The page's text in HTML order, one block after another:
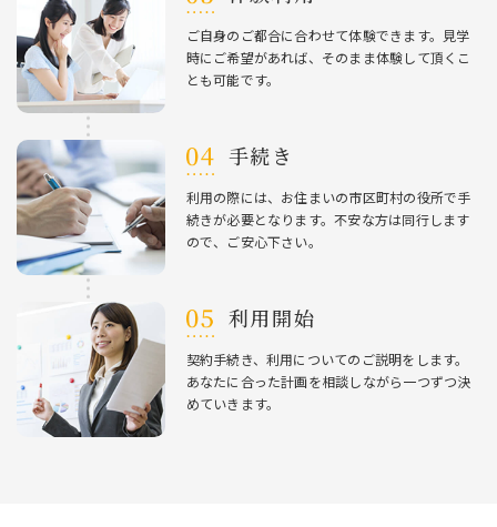
ご⾃⾝のご都合に合わせて体験できます。⾒学
時にご希望があれば、そのまま体験して頂くこ
とも可能です。
⼿続き
利⽤の際には、お住まいの市区町村の役所で⼿
続きが必要となります。不安な⽅は同⾏します
ので、ご安⼼下さい。
利⽤開始
契約⼿続き、利⽤についてのご説明をします。
あなたに合った計画を相談しながら⼀つずつ決
めていきます。